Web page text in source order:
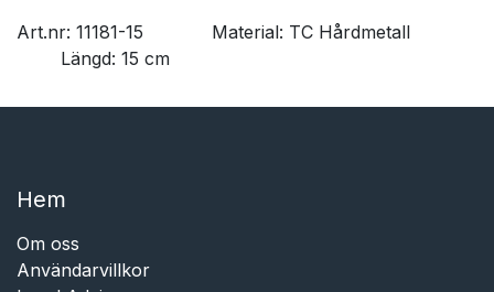
Art.nr: 11181-15
​Material: TC Hårdmetall
​Längd: 15 cm
Hem​​
Om oss
Användarvillkor